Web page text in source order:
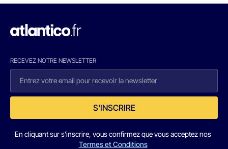
RECEVEZ NOTRE NEWSLETTER
S'INSCRIRE
En cliquant sur s'inscrire, vous confirmez que vous acceptez nos
Termes et Conditions